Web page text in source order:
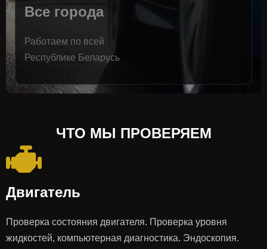
Все города
Работаем по всей
Республике Беларусь
ЧТО МЫ ПРОВЕРЯЕМ
Двигатель
Проверка состояния двигателя. Проверка уровня
жидкостей, компьютерная диагностика. Эндоскопия.